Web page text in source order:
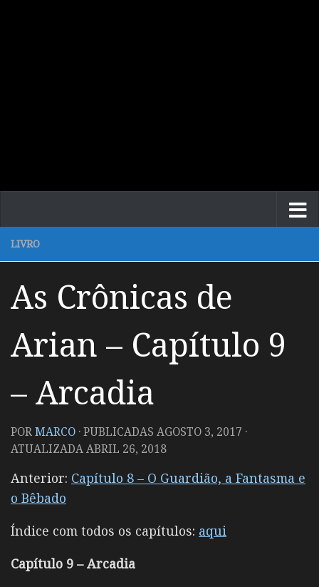
LIVRO
As Crônicas de
Arian – Capítulo 9
– Arcadia
PORMARCO · PUBLICADAS AGOSTO 3, 2017 ·
ATUALIZADAABRIL 26, 2018
Anterior: Capítulo 8 – O Guardião, a Fantasma e
o Bêbado
Índice com todos os capítulos: aqui
Capítulo 9 – Arcadia